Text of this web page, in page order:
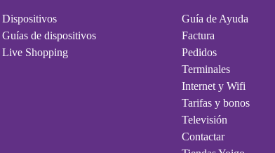
Dispositivos
Guías de dispositivos
Live Shopping
Guía de Ayuda
Factura
Pedidos
Terminales
Internet y Wifi
Tarifas y bonos
Televisión
Contactar